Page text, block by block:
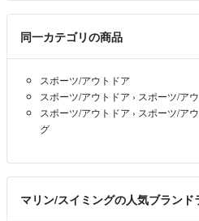
同一カテゴリの商品
スポーツ/アウトドア
スポーツ/アウトドア › スポーツ/ア
スポーツ/アウトドア › スポーツ/ア
グ
マリン/スイミングの人気ブランド